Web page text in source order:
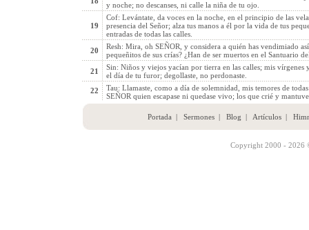
y noche; no descanses, ni calle la niña de tu ojo.
19
Cof: Levántate, da voces en la noche, en el principio de las
presencia del Señor; alza tus manos a él por la vida de tus
entradas de todas las calles.
20
Resh: Mira, oh SEÑOR, y considera a quién has vendimiado
pequeñitos de sus crías? ¿Han de ser muertos en el Santuario
21
Sin: Niños y viejos yacían por tierra en las calles; mis vírgenes
el día de tu furor; degollaste, no perdonaste.
22
Tau: Llamaste, como a día de solemnidad, mis temores de
SEÑOR quien escapase ni quedase vivo; los que crié y
Portada | Sermones| Blog | Artículos|
Copyright 2000 - 2026